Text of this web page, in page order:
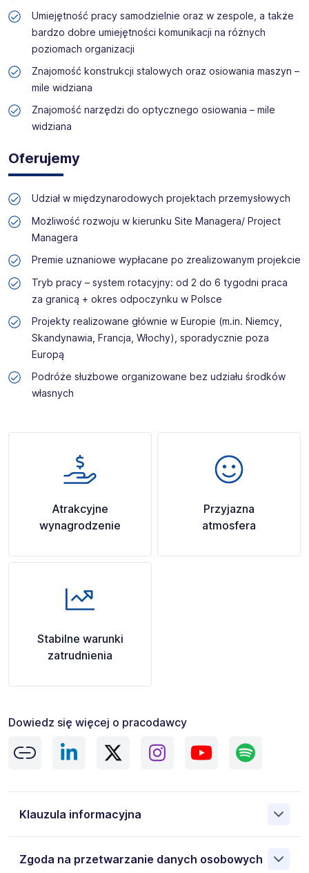
Umiejętność pracy samodzielnie oraz w zespole, a także
bardzo dobre umiejętności komunikacji na różnych
poziomach organizacji
Znajomość konstrukcji stalowych oraz osiowania maszyn –
mile widziana
Znajomość narzędzi do optycznego osiowania – mile
widziana
Oferujemy
Udział w międzynarodowych projektach przemysłowych
Możliwość rozwoju w kierunku Site Managera/ Project
Managera
Premie uznaniowe wypłacane po zrealizowanym projekcie
Tryb pracy – system rotacyjny: od 2 do 6 tygodni praca
za granicą + okres odpoczynku w Polsce
Projekty realizowane głównie w Europie (m.in. Niemcy,
Skandynawia, Francja, Włochy), sporadycznie poza
Europą
Podróże służbowe organizowane bez udziału środków
własnych
Atrakcyjne
wynagrodzenie
Przyjazna
atmosfera
Stabilne warunki
zatrudnienia
Dowiedz się więcej o pracodawcy
Klauzula informacyjna
Sp. z o.o. 00-838 Warszawa ul. Prosta 68, NIP:
Zgoda na przetwarzanie danych osobowych